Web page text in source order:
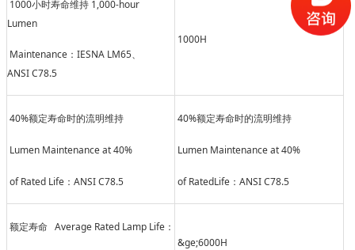
1000小时寿命维持 1,000-hour
Lumen
Maintenance ： IESNA LM65
ANSI C78.5
1000H
40%额定寿命时的流明维持
Lumen Maintenance at 40%
of Rated Life ： ANSI C78.5
40%额定寿命时的流明维持
Lumen Maintenance at 40%
of RatedLife ： ANSI C78.5
额定寿命 Average Rated Lamp Life ：
&ge;6000H